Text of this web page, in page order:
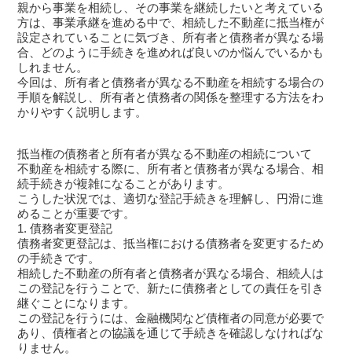
親から事業を相続し、その事業を継続したいと考えている
方は、事業承継を進める中で、相続した不動産に抵当権が
設定されていることに気づき、所有者と債務者が異なる場
合、どのように手続きを進めれば良いのか悩んでいるかも
しれません。
今回は、所有者と債務者が異なる不動産を相続する場合の
手順を解説し、所有者と債務者の関係を整理する方法をわ
かりやすく説明します。
抵当権の債務者と所有者が異なる不動産の相続について
不動産を相続する際に、所有者と債務者が異なる場合、相
続手続きが複雑になることがあります。
こうした状況では、適切な登記手続きを理解し、円滑に進
めることが重要です。
1. 債務者変更登記
債務者変更登記は、抵当権における債務者を変更するため
の手続きです。
相続した不動産の所有者と債務者が異なる場合、相続人は
この登記を行うことで、新たに債務者としての責任を引き
継ぐことになります。
この登記を行うには、金融機関など債権者の同意が必要で
あり、債権者との協議を通じて手続きを確認しなければな
りません。